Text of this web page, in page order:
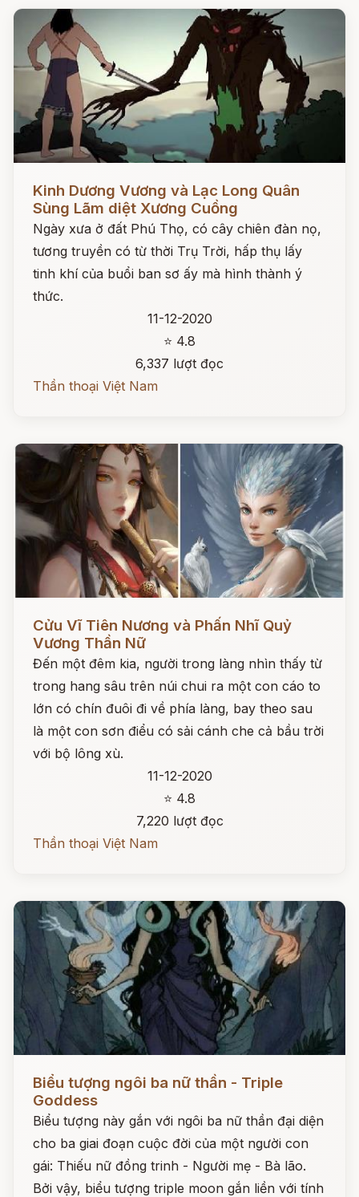
Kinh Dương Vương và Lạc Long Quân
Sùng Lãm diệt Xương Cuồng
Ngày xưa ở đất Phú Thọ, có cây chiên đàn nọ,
tương truyền có từ thời Trụ Trời, hấp thụ lấy
tinh khí của buổi ban sơ ấy mà hình thành ý
thức.
11-12-2020
⭐ 4.8
6,337 lượt đọc
Thần thoại Việt Nam
Cửu Vĩ Tiên Nương và Phấn Nhĩ Quỷ
Vương Thần Nữ
Đến một đêm kia, người trong làng nhìn thấy từ
trong hang sâu trên núi chui ra một con cáo to
lớn có chín đuôi đi về phía làng, bay theo sau
là một con sơn điểu có sải cánh che cả bầu trời
với bộ lông xù.
11-12-2020
⭐ 4.8
7,220 lượt đọc
Thần thoại Việt Nam
Đọc ngay
Biểu tượng ngôi ba nữ thần - Triple
Goddess
Biểu tượng này gắn với ngôi ba nữ thần đại diện
cho ba giai đoạn cuộc đời của một người con
gái: Thiếu nữ đồng trinh - Người mẹ - Bà lão.
Bởi vậy, biểu tượng triple moon gắn liền với tính